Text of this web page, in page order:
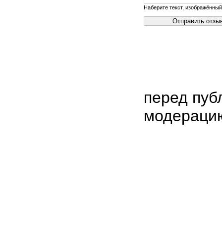
Наберите текст,
перед